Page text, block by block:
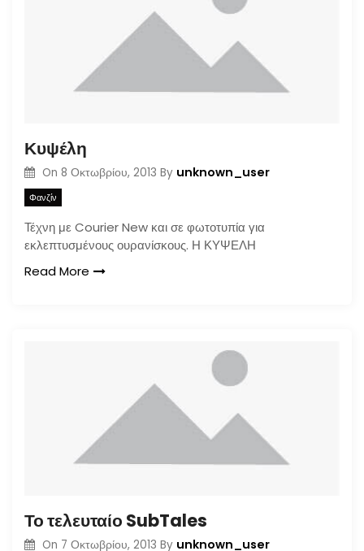
Κυψέλη
On 8 Οκτωβρίου, 2013 By unknown_user
Φανζίν
Τέχνη με Courier New και σε φωτοτυπία για
εκλεπτυσμένους ουρανίσκους. Η ΚΥΨΕΛΗ
Read More
Το τελευταίο SubTales
On 7 Οκτωβρίου, 2013 By unknown_user